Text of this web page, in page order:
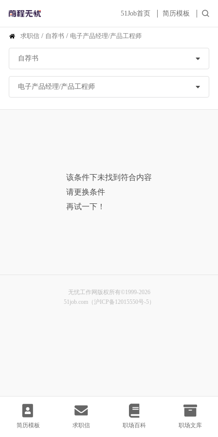
51Job首页 简历模板
简历模板 求职信 职场百科 职场文库
求职信 / 自荐书 / 电子产品经理/产品工程师
该条件下未找到符合内容
请更换条件
再试一下！
无忧工作网版权所有©1999-2026
51job.com（沪ICP备12015550号-5）